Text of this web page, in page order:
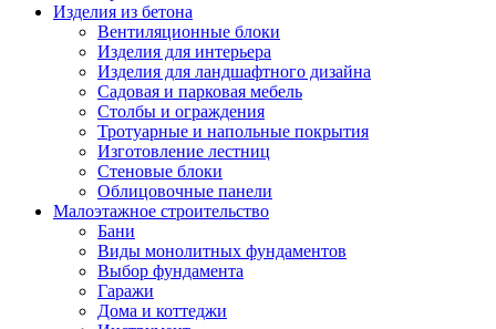
Изделия из бетона
Вентиляционные блоки
Изделия для интерьера
Изделия для ландшафтного дизайна
Садовая и парковая мебель
Столбы и ограждения
Тротуарные и напольные покрытия
Изготовление лестниц
Стеновые блоки
Облицовочные панели
Малоэтажное строительство
Бани
Виды монолитных фундаментов
Выбор фундамента
Гаражи
Дома и коттеджи